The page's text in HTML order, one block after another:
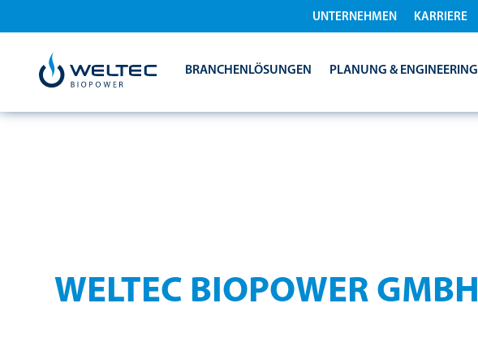
UNTERNEHMEN KARRIERE
BRANCHENLÖSUNGEN PLANUNG & ENGINEERING
WELTEC BIOPOWER GMBH